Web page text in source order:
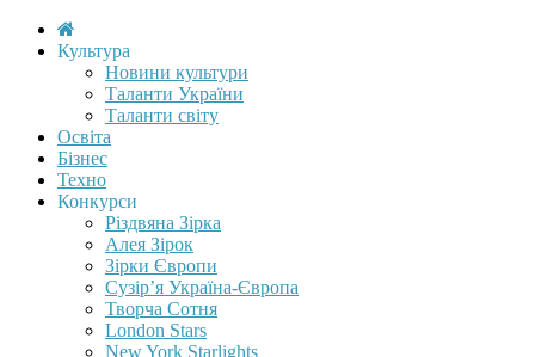
Культура
Новини культури
Таланти України
Таланти світу
Освіта
Бізнес
Техно
Конкурси
Різдвяна Зірка
Алея Зірок
Зірки Європи
Сузір’я Україна-Європа
Творча Сотня
London Stars
New York Starlights